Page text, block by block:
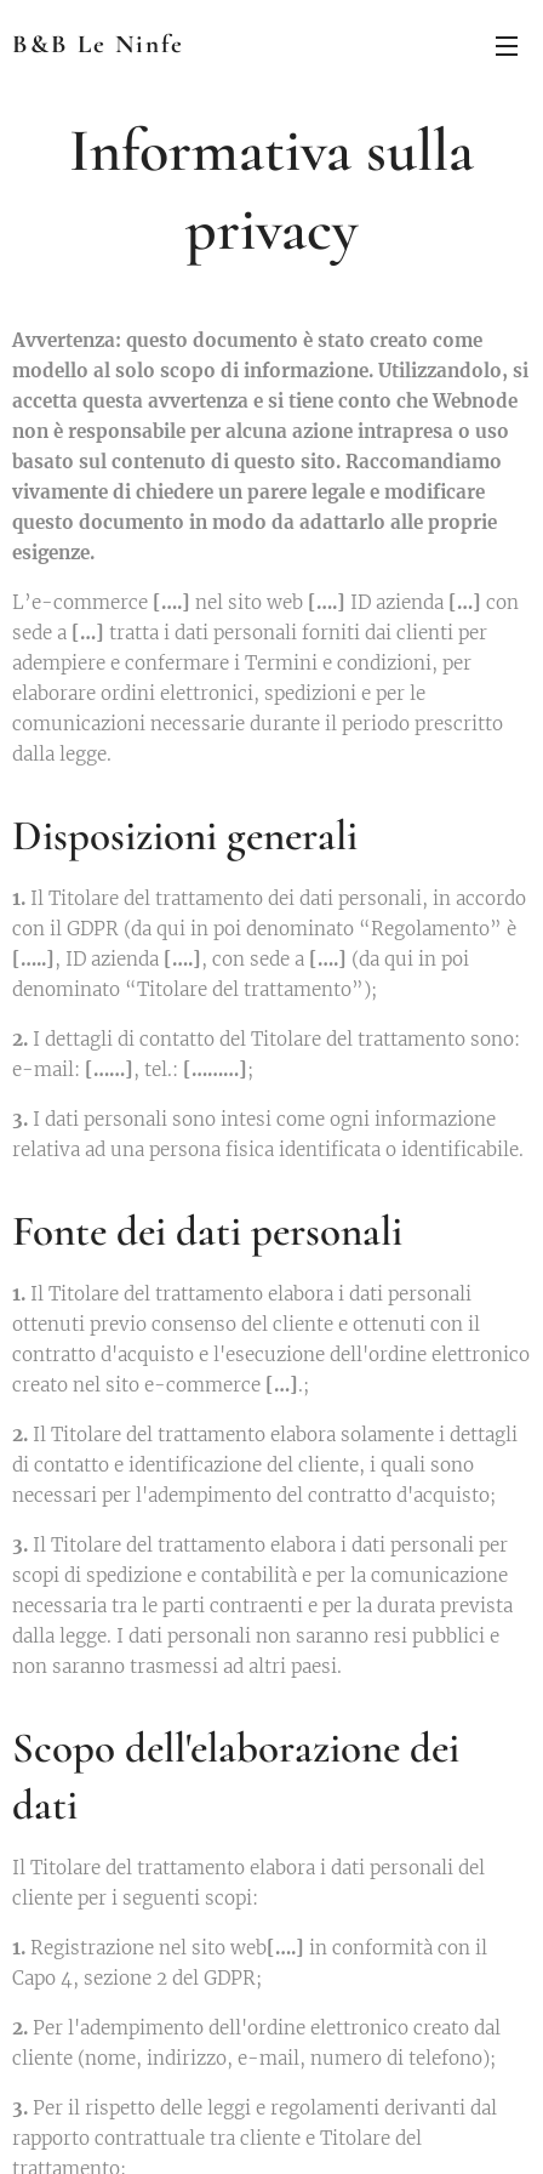
B&B Le Ninfe
Informativa sulla
privacy
Avvertenza: questo documento è stato creato come
modello al solo scopo di informazione. Utilizzandolo, si
accetta questa avvertenza e si tiene conto che Webnode
non è responsabile per alcuna azione intrapresa o uso
basato sul contenuto di questo sito. Raccomandiamo
vivamente di chiedere un parere legale e modificare
questo documento in modo da adattarlo alle proprie
esigenze.
L’e-commerce [….] nel sito web [….] ID azienda […] con
sede a […] tratta i dati personali forniti dai clienti per
adempiere e confermare i Termini e condizioni, per
elaborare ordini elettronici, spedizioni e per le
comunicazioni necessarie durante il periodo prescritto
dalla legge.
Disposizioni generali
1. Il Titolare del trattamento dei dati personali, in accordo
con il GDPR (da qui in poi denominato “Regolamento” è
[…..] , ID azienda [….] , con sede a [….] (da qui in poi
denominato “Titolare del trattamento”);
2. I dettagli di contatto del Titolare del trattamento sono:
e-mail: [……] , tel.: [………] ;
3. I dati personali sono intesi come ogni informazione
relativa ad una persona fisica identificata o identificabile.
Fonte dei dati personali
1. Il Titolare del trattamento elabora i dati personali
ottenuti previo consenso del cliente e ottenuti con il
contratto d'acquisto e l'esecuzione dell'ordine elettronico
creato nel sito e-commerce […].;
2. Il Titolare del trattamento elabora solamente i dettagli
di contatto e identificazione del cliente, i quali sono
necessari per l'adempimento del contratto d'acquisto;
3. Il Titolare del trattamento elabora i dati personali per
scopi di spedizione e contabilità e per la comunicazione
necessaria tra le parti contraenti e per la durata prevista
dalla legge. I dati personali non saranno resi pubblici e
non saranno trasmessi ad altri paesi.
Scopo dell'elaborazione dei
dati
Il Titolare del trattamento elabora i dati personali del
cliente per i seguenti scopi:
1. Registrazione nel sito web[….] in conformità con il
Capo 4, sezione 2 del GDPR;
2. Per l'adempimento dell'ordine elettronico creato dal
cliente (nome, indirizzo, e-mail, numero di telefono);
3. Per il rispetto delle leggi e regolamenti derivanti dal
rapporto contrattuale tra cliente e Titolare del
trattamento;